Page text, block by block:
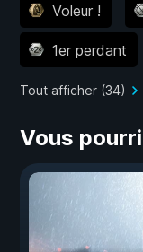
Voleur !
1er perdant
Tout afficher (34)
Vous